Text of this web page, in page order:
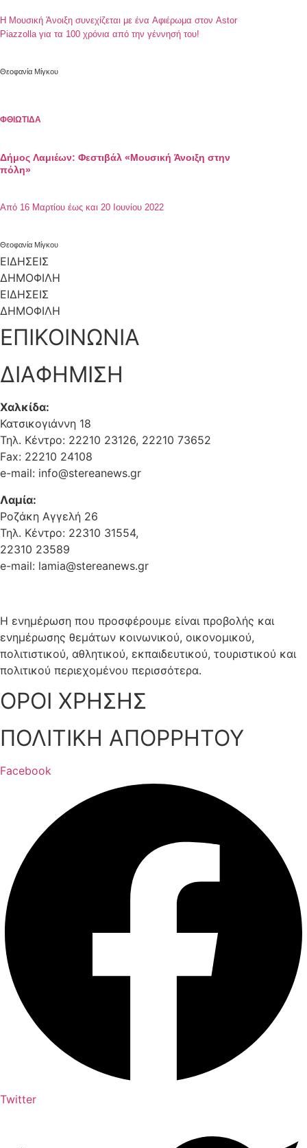
H Μουσική Άνοιξη συνεχίζεται με ένα Αφιέρωμα στον Astor
Piazzolla για τα 100 χρόνια από την γέννησή του!
Θεοφανία Μίγκου
ΦΘΙΩΤΙΔΑ
Δήμος Λαμιέων: Φεστιβάλ «Μουσική Άνοιξη στην
πόλη»
Από 16 Μαρτίου έως και 20 Ιουνίου 2022
Θεοφανία Μίγκου
ΕΙΔΗΣΕΙΣ
ΔΗΜΟΦΙΛΗ
ΕΙΔΗΣΕΙΣ
ΔΗΜΟΦΙΛΗ
ΕΠΙΚΟΙΝΩΝΙΑ
ΔΙΑΦΗΜΙΣΗ
Χαλκίδα:
Κατσικογιάννη 18
Τηλ. Κέντρο: 22210 23126, 22210 73652
Fax: 22210 24108
e-mail: info@stereanews.gr
Λαμία:
Ροζάκη Αγγελή 26
Τηλ. Κέντρο: 22310 31554,
22310 23589
e-mail: lamia@stereanews.gr
Η ενημέρωση που προσφέρουμε είναι προβολής και
ενημέρωσης θεμάτων κοινωνικού, οικονομικού,
πολιτιστικού, αθλητικού, εκπαιδευτικού, τουριστικού και
πολιτικού περιεχομένου περισσότερα.
ΟΡΟΙ ΧΡΗΣΗΣ
ΠΟΛΙΤΙΚΗ ΑΠΟΡΡΗΤΟΥ
Facebook
Twitter